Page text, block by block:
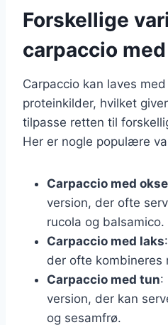
Forskellige
carpaccio
Carpaccio kan laves
proteinkilder, hvilket
tilpasse retten til
Her er nogle populære
Carpaccio med
version, der ofte
rucola og balsamico.
Carpaccio med laks
der ofte kombineres
Carpaccio med tun:
version, der kan
og sesamfrø.